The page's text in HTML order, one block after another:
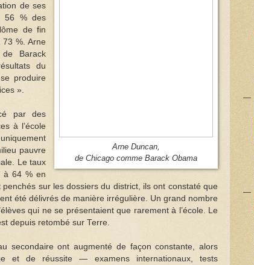
Arne Duncan,
de Chicago comme Barack Obama
de ses
56 % des
de fin
73 %. Arne
de Barack
du
produire
».
par des
à l’école
pauvre
Le taux
à 64 % en
sur les dossiers du district, ils ont constaté que
été délivrés de manière irrégulière. Un grand nombre
qui ne se présentaient que rarement à l’école. Le
depuis retombé sur Terre.
secondaire ont augmenté de façon constante, alors
et de réussite — examens internationaux, tests